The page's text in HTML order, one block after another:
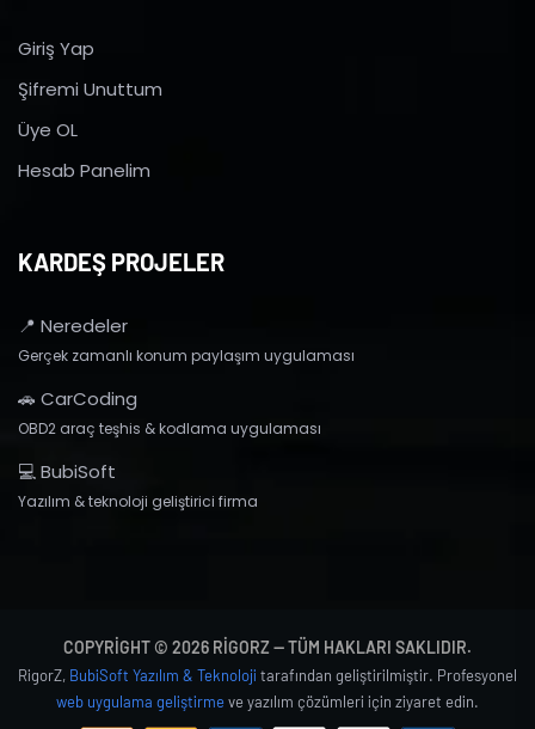
Giriş Yap
Şifremi Unuttum
Üye OL
Hesab Panelim
KARDEŞ PROJELER
📍 Neredeler
Gerçek zamanlı konum paylaşım uygulaması
🚗 CarCoding
OBD2 araç teşhis & kodlama uygulaması
💻 BubiSoft
Yazılım & teknoloji geliştirici firma
COPYRIGHT © 2026 RIGORZ — TÜM HAKLARI SAKLIDIR.
RigorZ, BubiSoft Yazılım & Teknoloji tarafından geliştirilmiştir. Profesyonel
web uygulama geliştirmeve yazılım çözümleri için ziyaret edin.